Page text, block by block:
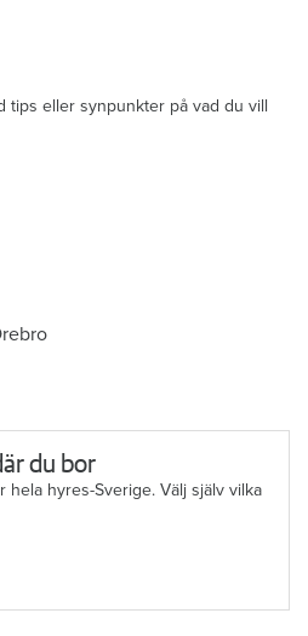
tips eller synpunkter på vad du vill
du bor
hyres-Sverige. Välj själv vilka